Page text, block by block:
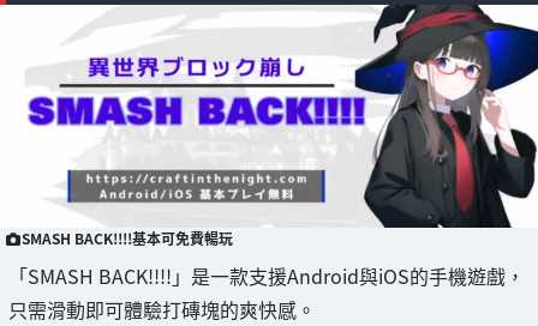
SMASH BACK!!!!基本可免費暢玩
「SMASH BACK!!!!」是一款支援Android與iOS的手機遊戲，
只需滑動即可體驗打磚塊的爽快感。